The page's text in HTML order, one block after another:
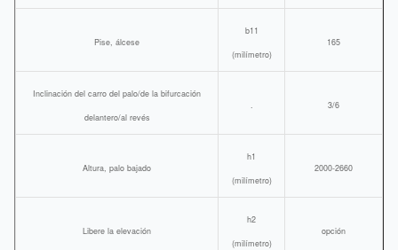
Pise, álcese
b11
(milímetro)
165
Inclinación del carro del palo/de la bifurcación
delantero/al revés
. 3/6
Altura, palo bajado
h1
(milímetro)
2000-2660
Libere la elevación
h2
(milímetro)
opción